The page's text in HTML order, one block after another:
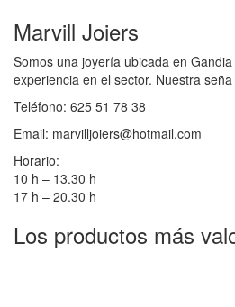
Marvill Joiers
Somos una joyería ubicada en
experiencia en el sector. Nuestra
Teléfono: 625 51 78 38
Email: marvilljoiers@hotmail.com
Horario:
10 h – 13.30 h
17 h – 20.30 h
Los productos más